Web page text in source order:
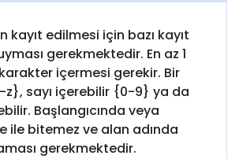
kayıt edilmesi için bazı kayıt
gerekmektedir. En az 1
içermesi gerekir. Bir
sayı içerebilir {0-9} ya da
Başlangıcında veya
ile bitemez ve alan adında
gerekmektedir.